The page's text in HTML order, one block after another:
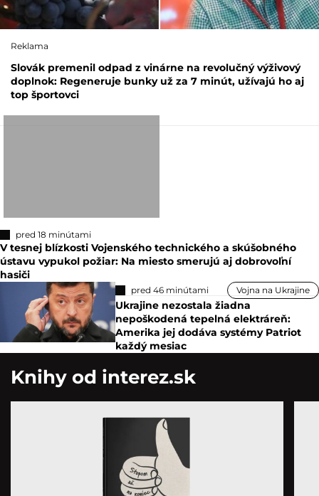
Reklama
Slovák premenil odpad z vinárne na revolučný výživový
doplnok: Regeneruje bunky už za 7 minút, užívajú ho aj
top športovci
pred 18 minútami
V tesnej blízkosti Vojenského technického a skúšobného
ústavu vypukol požiar: Na miesto smerujú aj dobrovoľní
hasiči
pred 46 minútami Vojna na Ukrajine
Ukrajine nezostala žiadna
nepoškodená tepelná elektráreň:
Amerika jej dodáva systémy Patriot
každý mesiac
Knihy od interez.sk